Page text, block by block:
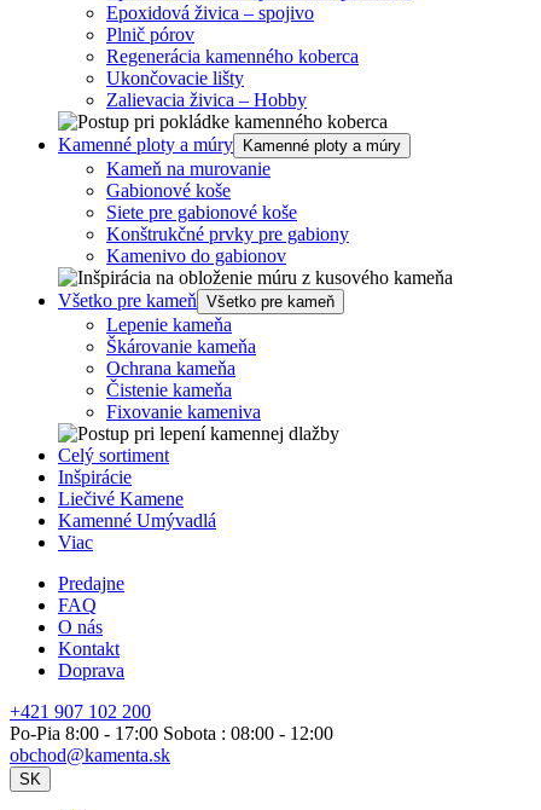
Epoxidová živica – spojivo
Plnič pórov
Regenerácia kamenného koberca
Ukončovacie lišty
Zalievacia živica – Hobby
Kamenné ploty a múry Kamenné ploty a múry
Kameň na murovanie
Gabionové koše
Siete pre gabionové koše
Konštrukčné prvky pre gabiony
Kamenivo do gabionov
Všetko pre kameň Všetko pre kameň
Lepenie kameňa
Škárovanie kameňa
Ochrana kameňa
Čistenie kameňa
Fixovanie kameniva
Celý sortiment
Inšpirácie
Liečivé Kamene
Kamenné Umývadlá
Viac
Predajne
FAQ
O nás
Kontakt
Doprava
+421 907 102 200
Po-Pia 8:00 - 17:00 Sobota : 08:00 - 12:00
obchod@kamenta.sk
SK